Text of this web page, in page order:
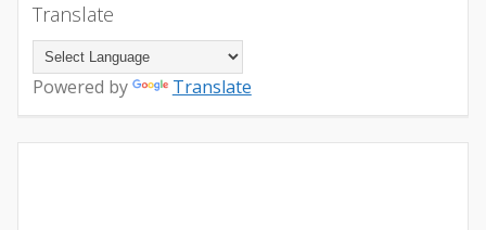
Translate
Powered by Translate